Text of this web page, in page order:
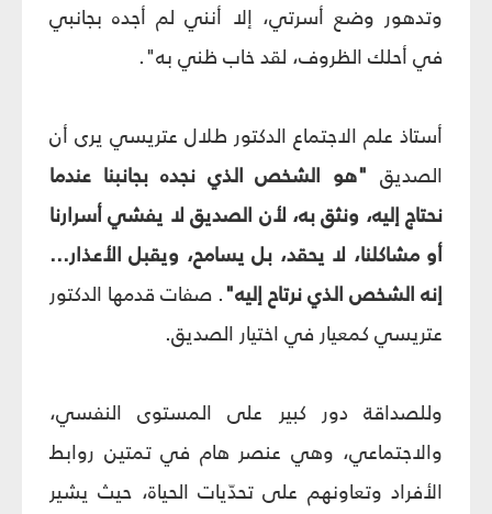
وتدهور وضع أسرتي، إلا أنني لم أجده بجانبي
في أحلك الظروف، لقد خاب ظني به".
أستاذ علم الاجتماع الدكتور طلال عتريسي يرى أن
الصديق "هو الشخص الذي نجده بجانبنا عندما
نحتاج إليه، ونثق به، لأن الصديق لا يفشي أسرارنا
أو مشاكلنا، لا يحقد، بل يسامح، ويقبل الأعذار...
إنه الشخص الذي نرتاح إليه". صفات قدمها الدكتور
عتريسي كمعيار في اختيار الصديق.
وللصداقة دور كبير على المستوى النفسي،
والاجتماعي، وهي عنصر هام في تمتين روابط
الأفراد وتعاونهم على تحدّيات الحياة، حيث يشير